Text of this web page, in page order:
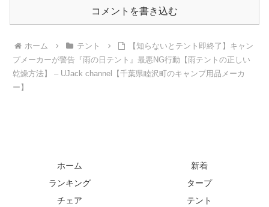
コメントを書き込む
ホーム テント
【知らないとテント即終了】キャン
プメーカーが警告『雨の日テント』最悪NG行動【雨テントの正しい
乾燥方法】 – UJack channel【千葉県睦沢町のキャンプ用品メーカ
ー】
ホーム
新着
ランキング
タープ
チェア
テント